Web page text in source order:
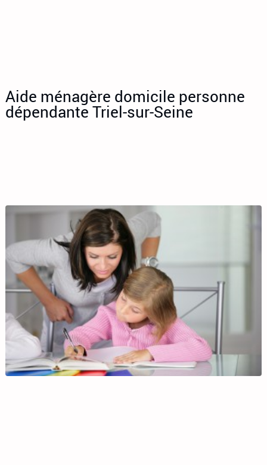
Aide ménagère domicile personne
dépendante Triel-sur-Seine